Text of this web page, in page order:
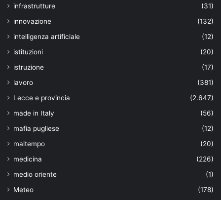
infrastrutture
(31)
innovazione
(132)
intelligenza artificiale
(12)
istituzioni
(20)
istruzione
(17)
lavoro
(381)
Lecce e provincia
(2.647)
made in Italy
(56)
mafia pugliese
(12)
maltempo
(20)
medicina
(226)
medio oriente
(1)
Meteo
(178)